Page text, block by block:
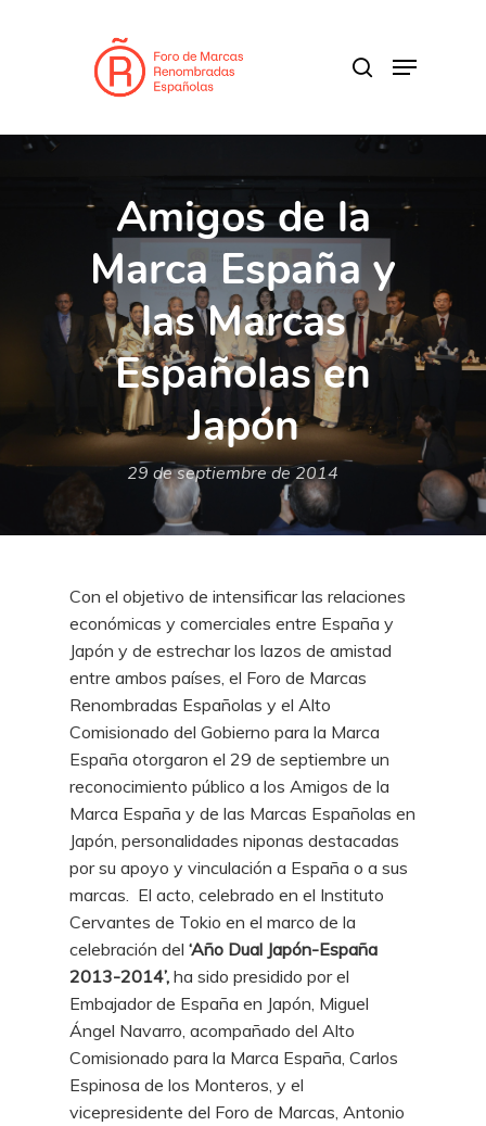
Menu
Amigos de la
Marca España y
las Marcas
Españolas en
Japón
29 de septiembre de 2014
Con el objetivo de intensificar las relaciones
económicas y comerciales entre España y
Japón y de estrechar los lazos de amistad
entre ambos países, el Foro de Marcas
Renombradas Españolas y el Alto
Comisionado del Gobierno para la Marca
España otorgaron el 29 de septiembre un
reconocimiento público a los Amigos de la
Marca España y de las Marcas Españolas en
Japón, personalidades niponas destacadas
por su apoyo y vinculación a España o a sus
marcas. El acto, celebrado en el Instituto
Cervantes de Tokio en el marco de la
celebración del‘Año Dual Japón-España
2013-2014’,ha sido presidido por el
Embajador de España en Japón, Miguel
Ángel Navarro, acompañado del Alto
Comisionado para la Marca España, Carlos
Espinosa de los Monteros, y el
vicepresidente del Foro de Marcas, Antonio